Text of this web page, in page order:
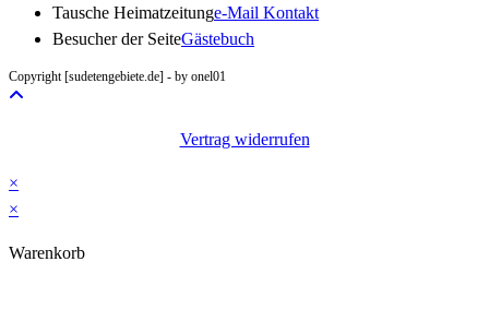
Tausche Heimatzeitunge-Mail KontaktOpens
Besucher der SeiteGästebuch
Copyright [sudetengebiete.de] - by onel01
Vertrag widerrufen
×
×
Warenkorb